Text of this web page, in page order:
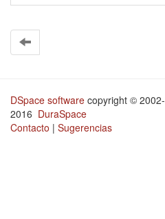
DSpace software copyright © 2002-
2016 DuraSpace
Contacto | Sugerencias